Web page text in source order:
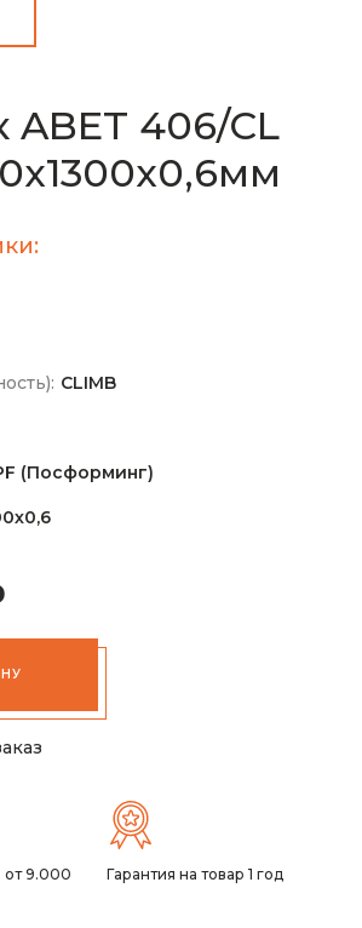
ABET 406/CL
CLIMB
(Посформинг)
от 9.000
Гарантия на товар 1 год